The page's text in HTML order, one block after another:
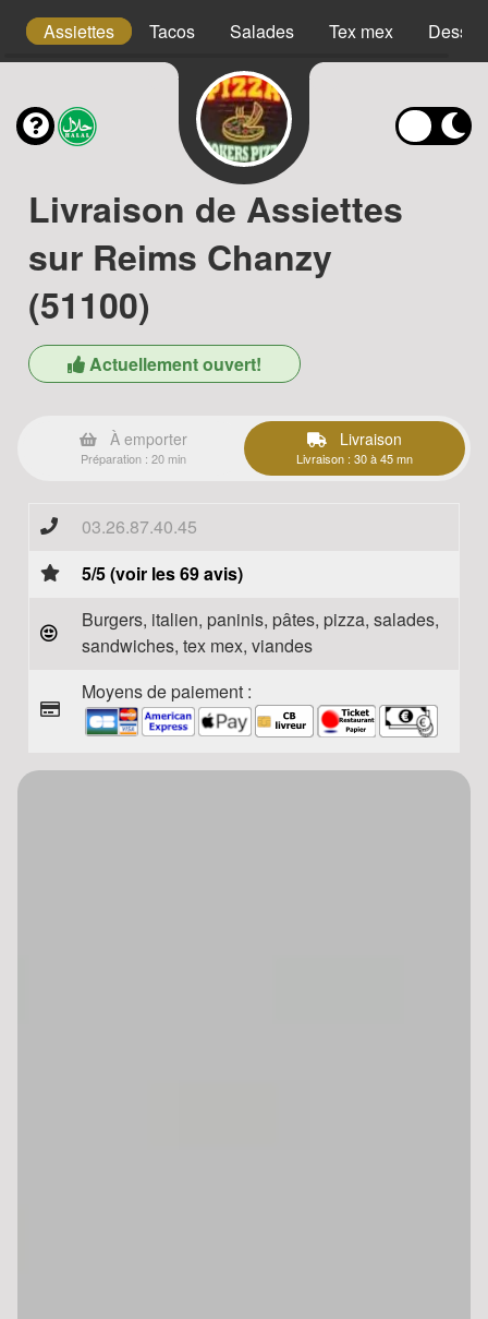
Assiettes Tacos Salades Tex mex
Livraison de Assiettes
sur Reims Chanzy
(51100)
Actuellement ouvert!
À emporter
Préparation : 20 min
Livraison
Livraison : 30 à 45 mn
03.26.87.40.45
5/5 (voir les 69 avis)
Burgers, italien, paninis, pâtes, pizza, salades,
sandwiches, tex mex, viandes
Moyens de paiement :